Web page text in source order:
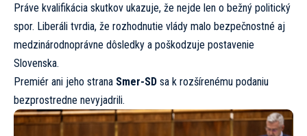
Práve kvalifikácia skutkov ukazuje, že nejde len o bežný politický
spor. Liberáli tvrdia, že rozhodnutie vlády malo bezpečnostné aj
medzinárodnoprávne dôsledky a poškodzuje postavenie
Slovenska.
Premiér ani jeho strana Smer-SD sa k rozšírenému podaniu
bezprostredne nevyjadrili.